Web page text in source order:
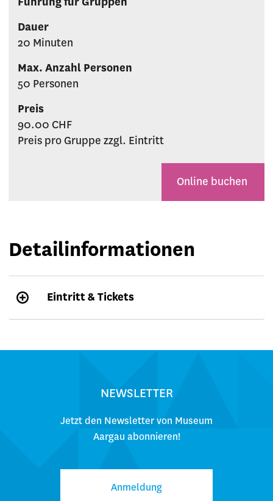
Führung für Gruppen
Dauer
20 Minuten
Max. Anzahl Personen
50 Personen
Preis
90.00 CHF
Preis pro Gruppe zzgl. Eintritt
Online buchen
Detailinformationen
Eintritt & Tickets
NEWSLETTER
Jetzt den Newsletter von Museum
Aargau abonnieren!
Anmeldung